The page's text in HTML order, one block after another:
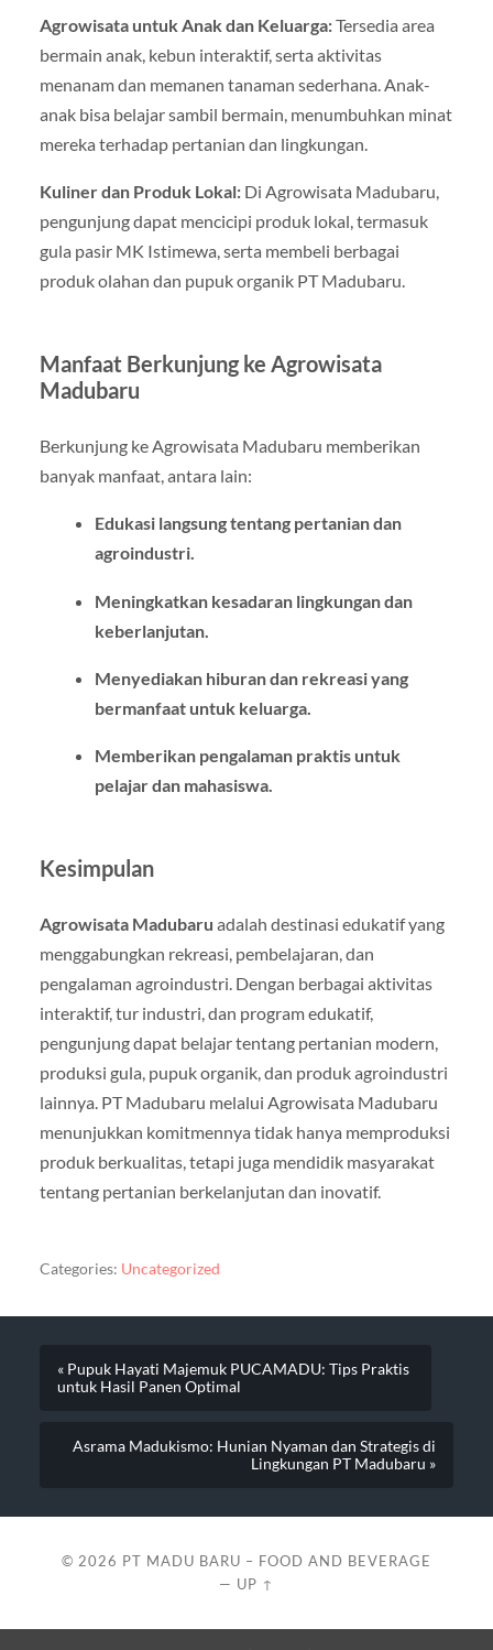
Agrowisata untuk Anak dan Keluarga:Tersedia area
bermain anak, kebun interaktif, serta aktivitas
menanam dan memanen tanaman sederhana. Anak-
anak bisa belajar sambil bermain, menumbuhkan minat
mereka terhadap pertanian dan lingkungan.
Kuliner dan Produk Lokal:Di Agrowisata Madubaru,
pengunjung dapat mencicipi produk lokal, termasuk
gula pasir MK Istimewa, serta membeli berbagai
produk olahan dan pupuk organik PT Madubaru.
Manfaat Berkunjung ke Agrowisata
Madubaru
Berkunjung ke Agrowisata Madubaru memberikan
banyak manfaat, antara lain:
Edukasi langsung tentang pertanian dan
agroindustri.
Meningkatkan kesadaran lingkungan dan
keberlanjutan.
Menyediakan hiburan dan rekreasi yang
bermanfaat untuk keluarga.
Memberikan pengalaman praktis untuk
pelajar dan mahasiswa.
Kesimpulan
Agrowisata Madubaru adalah destinasi edukatif yang
menggabungkan rekreasi, pembelajaran, dan
pengalaman agroindustri. Dengan berbagai aktivitas
interaktif, tur industri, dan program edukatif,
pengunjung dapat belajar tentang pertanian modern,
produksi gula, pupuk organik, dan produk agroindustri
lainnya. PT Madubaru melalui Agrowisata Madubaru
menunjukkan komitmennya tidak hanya memproduksi
produk berkualitas, tetapi juga mendidik masyarakat
tentang pertanian berkelanjutan dan inovatif.
Categories: Uncategorized
« Pupuk Hayati Majemuk PUCAMADU: Tips Praktis
untuk Hasil Panen Optimal
Asrama Madukismo: Hunian Nyaman dan Strategis di
Lingkungan PT Madubaru »
© 2026 PT MADU BARU – FOOD AND BEVERAGE
— UP ↑